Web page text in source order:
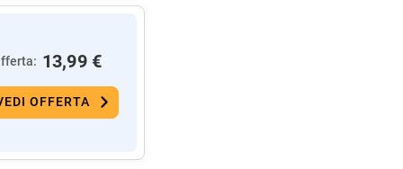
13,99 €
OFFERTA